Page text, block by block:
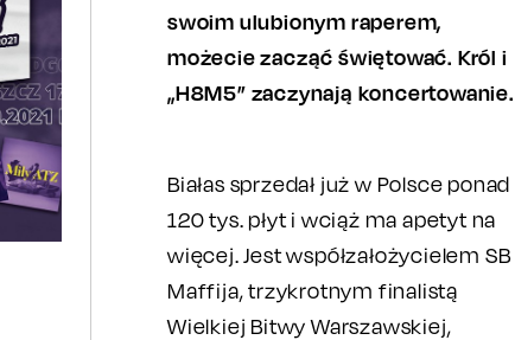
swoim ulubionym raperem,
możecie zacząć świętować. Król i
„H8M5” zaczynają koncertowanie.
Białas sprzedał już w Polsce ponad
120 tys. płyt i wciąż ma apetyt na
więcej. Jest współzałożycielem SB
Maffija, trzykrotnym finalistą
Wielkiej Bitwy Warszawskiej,